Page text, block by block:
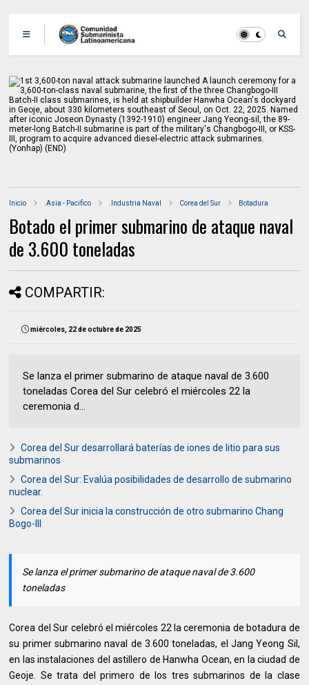
Inicio .Asia - Pacifico .Industria Naval Corea del Sur Botadura
Botado el primer submarino de ataque naval
de 3.600 toneladas
COMPARTIR:
miércoles, 22 de octubre de 2025
Se lanza el primer submarino de ataque naval de 3.600
toneladas Corea del Sur celebró el miércoles 22 la
ceremonia d...
Corea del Sur desarrollará baterías de iones de litio para sus
submarinos
Corea del Sur: Evalúa posibilidades de desarrollo de submarino
nuclear.
Corea del Sur inicia la construcción de otro submarino Chang
Bogo-III
Se lanza el primer submarino de ataque naval de 3.600
toneladas
Corea del Sur celebró el miércoles 22 la ceremonia de botadura de
su primer submarino naval de 3.600 toneladas, el Jang Yeong Sil,
en las instalaciones del astillero de Hanwha Ocean, en la ciudad de
Geoje. Se trata del primero de los tres submarinos de la clase